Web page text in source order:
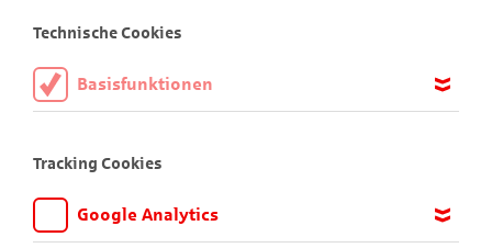
Technische Cookies
Basisfunktionen
aktiviert sein.
Tracking Cookies
Google Analytics